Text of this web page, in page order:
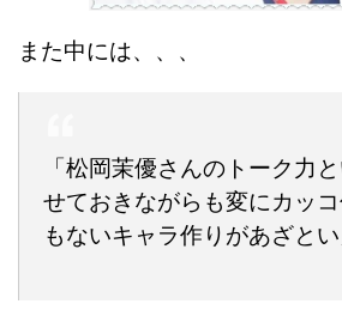
また中には、、、
「松岡茉優さんのトーク力
せておきながらも変にカッ
もないキャラ作りがあざとい